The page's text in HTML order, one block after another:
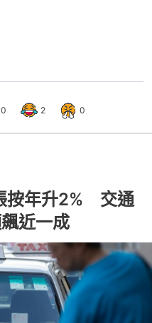
0 2 0
按年升2% 交通
近一成